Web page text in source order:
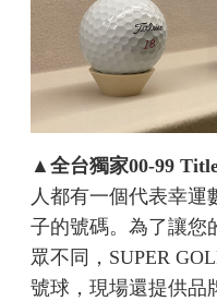
▲全台獨家00-99
人都有一個代表幸運
子的號碼。為了讓您
眾不同，SUPER
號球，現場還提供品